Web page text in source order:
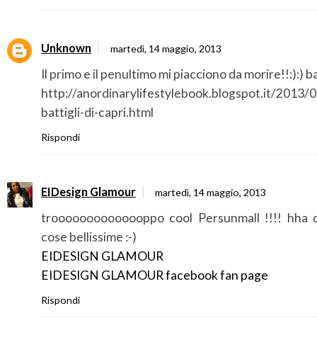
Unknown martedì, 14 maggio, 2013
Il primo e il penultimo mi piacciono da morire!!:):)
http://anordinarylifestylebook.blogspot.it/2013/
battigli-di-capri.html
Rispondi
EIDesign Glamour martedì, 14 maggio, 2013
troooooooooooooppo cool Persunmall !!!! hha
cose bellissime :-)
EIDESIGN GLAMOUR
EIDESIGN GLAMOUR facebook fan page
Rispondi